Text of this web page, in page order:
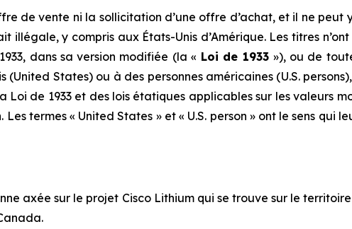
de vente ni la sollicitation d’une offre d’achat, et il ne
y compris aux États-Unis d’Amérique. Les titres
, dans sa version modifiée (la « Loi de 1933 »), ou de
(United States) ou à des personnes américaines (U.S. persons
Loi de 1933 et des lois étatiques applicables sur les valeurs
Les termes « United States » et « U.S. person » ont le sens qui
axée sur le projet Cisco Lithium qui se trouve sur le